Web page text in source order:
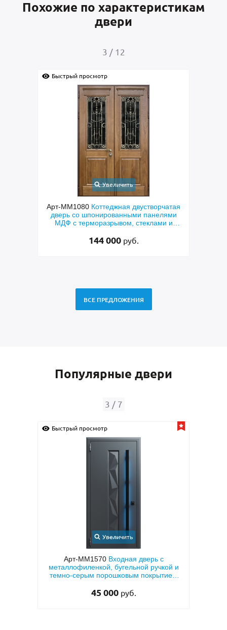
Похожие по характеристикам
двери
4 / 12
Быстрый просмотр
Увеличить
Арт-ММ578Входная утепленная дверь с
терморазрывом, белыми наличниками,
коричневыми плитами МДФ (окрас по
48 500руб.
ВСЕ ПРЕДЛОЖЕНИЯ
Популярные двери
4 / 7
Быстрый просмотр
Увеличить
Арт-ММ1573 Входная дверь с
металлофиленкой, бугельной ручкой и
темно-серым порошковым покрытием
45 000 руб.